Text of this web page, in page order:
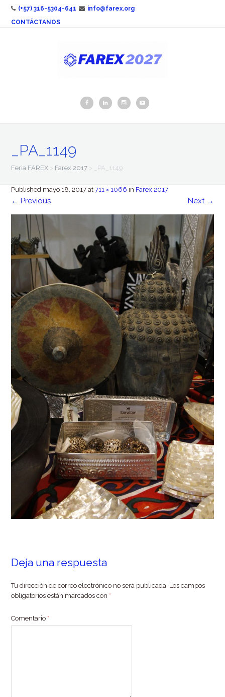
(+57) 316-5304-641
info@farex.org
CONTÁCTANOS
_PA_1149
Feria FAREX > Farex 2017 > _PA_1149
Published mayo 18, 2017 at711 × 1066 in Farex 2017
← Previous Next →
Deja una respuesta
Tu dirección de correo electrónico no será publicada. Los campos
obligatorios están marcados con *
Comentario *